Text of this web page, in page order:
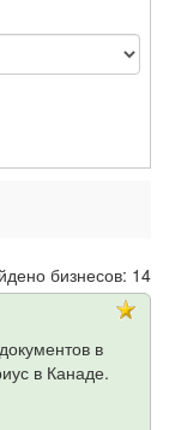
бизнесов: 14
в
в Канаде.